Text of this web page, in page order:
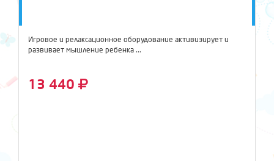
Игровое и релаксационное оборудование активизирует и
развивает мышление ребенка ...
13 440